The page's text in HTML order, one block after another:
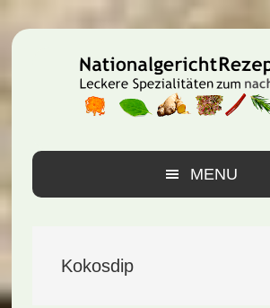
Hauptnavigation
Inhalt
Seitenspalte
MENU
Kokosdip